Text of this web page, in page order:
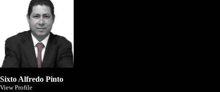
Sixto Alfredo Pinto
View Profile